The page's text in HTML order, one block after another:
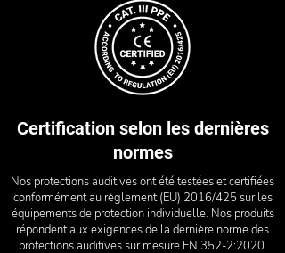
Certification selon les dernières
normes
Nos protections auditives ont été testées et certifiées
conformément au règlement (EU) 2016/425 sur les
équipements de protection individuelle. Nos produits
répondent aux exigences de la dernière norme des
protections auditives sur mesure EN 352-2:2020.